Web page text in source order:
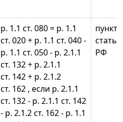
р. 1.1 ст. 080 = р. 1.1
ст. 020 + р. 1.1 ст. 040 -
р. 1.1 ст. 050 - р. 2.1.1
ст. 132 + р. 2.1.1
ст. 142 + р. 2.1.2
ст. 162 , если р. 2.1.1
ст. 132 - р. 2.1.1 ст. 142
- р. 2.1.2 ст. 162 - р. 1.1
РФ